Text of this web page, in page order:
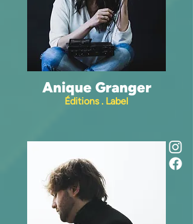
Anique Granger
Éditions . Label